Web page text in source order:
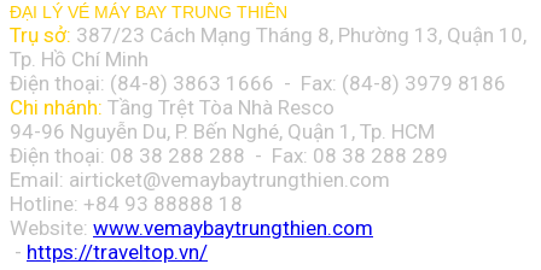
ĐẠI LÝ VÉ MÁY BAY TRUNG THIÊN
Trụ sở: 387/23 Cách Mạng Tháng 8, Phường 13, Quận 10,
Tp. Hồ Chí Minh
Điện thoại: (84-8) 3863 1666 - Fax: (84-8) 3979 8186
Chi nhánh: Tầng Trệt Tòa Nhà Resco
94-96 Nguyễn Du, P. Bến Nghé, Quận 1, Tp. HCM
Điện thoại: 08 38 288 288 - Fax: 08 38 288 289
Email: airticket@vemaybaytrungthien.com
Hotline: +84 93 88888 18
Website: www.vemaybaytrungthien.com
- https://traveltop.vn/